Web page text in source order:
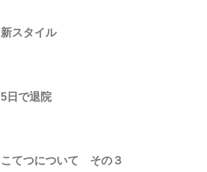
新スタイル
5日で退院
こてつについて その３